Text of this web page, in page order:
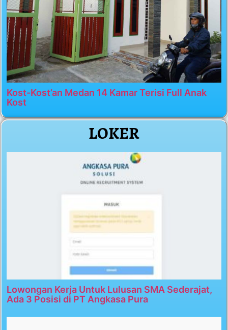
Kost-Kost’an Medan 14 Kamar Terisi Full Anak
Kost
LOKER
Lowongan Kerja Untuk Lulusan SMA Sederajat,
Ada 3 Posisi di PT Angkasa Pura